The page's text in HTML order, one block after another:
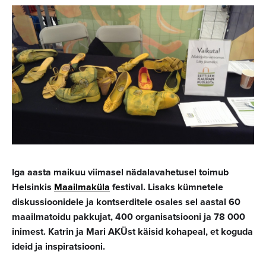
Iga aasta maikuu viimasel nädalavahetusel toimub
Helsinkis Maailmaküla festival. Lisaks kümnetele
diskussioonidele ja kontserditele osales sel aastal 60
maailmatoidu pakkujat, 400 organisatsiooni ja 78 000
inimest. Katrin ja Mari AKÜst käisid kohapeal, et koguda
ideid ja inspiratsiooni.